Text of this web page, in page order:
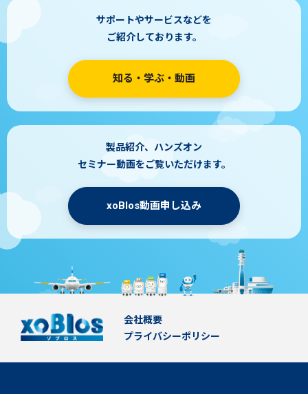
サポートやサービスなどを
ご紹介しております。
知る・学ぶ・動画
製品紹介、ハンズオン
セミナー動画をご覧いただけます。
xoBlos動画申し込み
会社概要
プライバシーポリシー